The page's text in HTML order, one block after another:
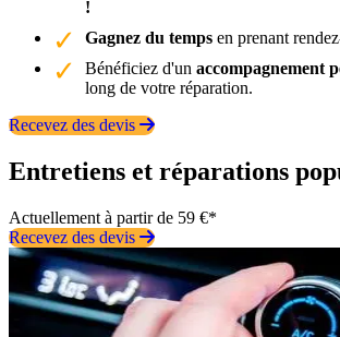
!
Gagnez du temps en prenant
Bénéficiez d'un accompagnement
long de votre réparation.
Recevez des devis
Entretiens et réparations
Actuellement à partir de 59 €*
Recevez des devis